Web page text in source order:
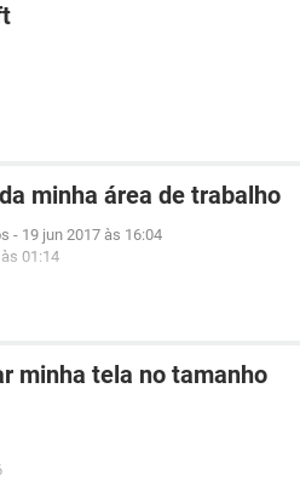
minha área de trabalho
- 19 jun 2017 às 16:04
01:14
minha tela no tamanho